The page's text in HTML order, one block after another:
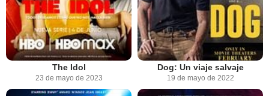
The Idol
23 de mayo de 2023
Dog: Un viaje salvaje
19 de mayo de 2022